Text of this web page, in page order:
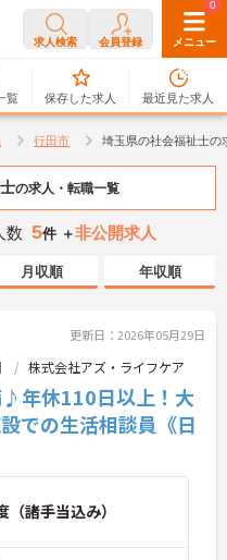
求人検索 会員登録 メニュー
覧
0
保存した求人
0
最近見た求人
行田市 埼玉県の社会福祉士の
の求人・転職一覧
数 5件 ＋非公開求人
月収順 年収順
更新日：2026年05月29日
株式会社アズ・ライフケア
♪年休110日以上！大
での生活相談員《日
（諸手当込み）